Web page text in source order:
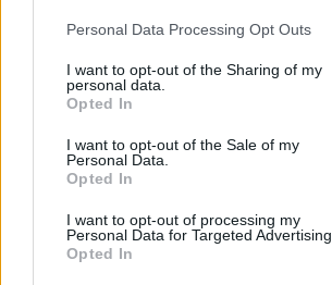
Personal Data Processing Opt Outs
I want to opt-out of the Sharing of my
personal data.
Opted In
I want to opt-out of the Sale of my
Personal Data.
Opted In
I want to opt-out of processing my
Personal Data for Targeted Advertising.
Opted In
Τα 7 νέα Θαύματα του Κόσμου